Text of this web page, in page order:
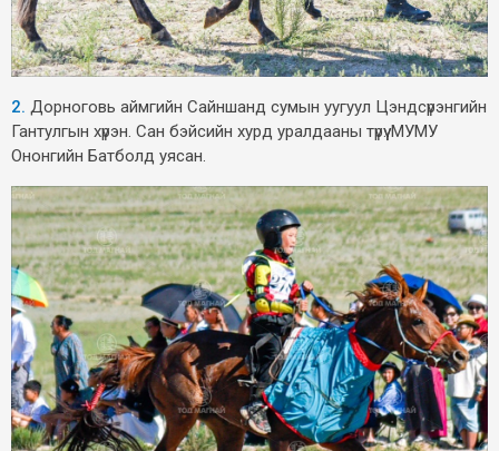
2. Дорноговь аймгийн Сайншанд сумын уугуул Цэндсүрэнгийн
Гантулгын хүрэн. Сан бэйсийн хурд уралдааны түрүү. МУМУ
Ононгийн Батболд уясан.